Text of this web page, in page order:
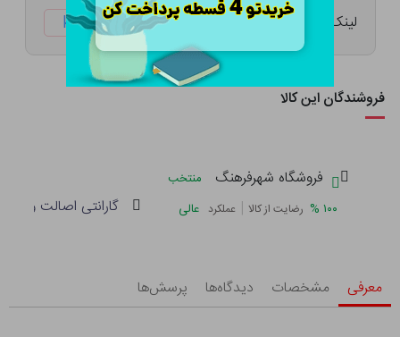
لینک کوتاه: ketabtala.com/sbp-57366
فروشندگان این کالا
فروشگاه شهرفرهنگ
منتخب
۱۰۰ % رضایت از کالا | عملکرد عالی گارانتی اصالت و
معرفی مشخصات دیدگاه‌ها پرسش‌ها